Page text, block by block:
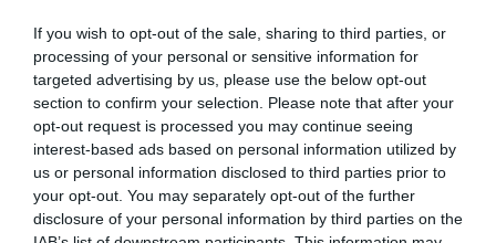
If you wish to opt-out of the sale, sharing to third parties, or
processing of your personal or sensitive information for
targeted advertising by us, please use the below opt-out
section to confirm your selection. Please note that after your
opt-out request is processed you may continue seeing
interest-based ads based on personal information utilized by
us or personal information disclosed to third parties prior to
your opt-out. You may separately opt-out of the further
disclosure of your personal information by third parties on the
Γιώργος Χουσάκος
Για παιδιά από18 μηνών έως 5 ετών
Ταυτότητα Εκδήλωσης
Ημερομηνία:
Από: 08/09/2024 Εως: 13/10/2024